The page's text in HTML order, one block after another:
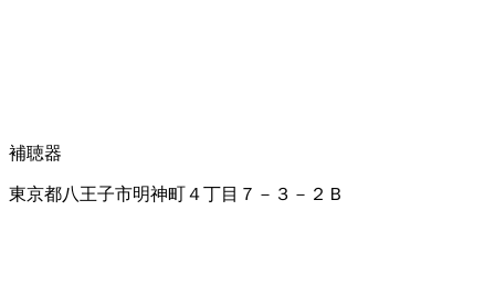
補聴器
東京都八王子市明神町４丁目７－３－２Ｂ